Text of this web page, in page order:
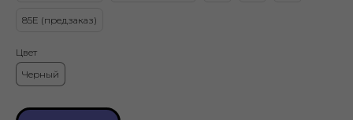
85Е (предзаказ)
Цвет
Черный